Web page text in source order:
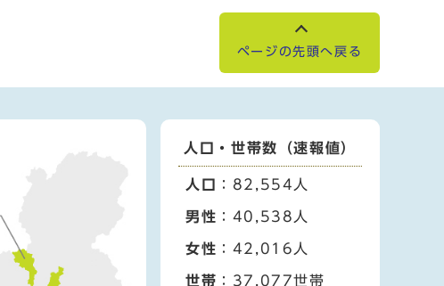
ページの先頭へ戻る
人口・世帯数（速報値）
人口 ：82,554人
男性 ：40,538人
女性 ：42,016人
世帯 ：37,077世帯